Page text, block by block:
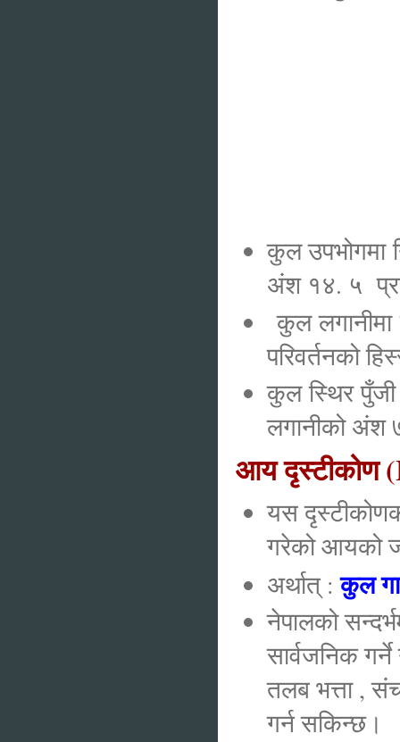
कुल उपभोगमा
अंश १४. ५
कुल
परिवर्तनको
कुल स्थिर
लगानीको
आय दृस्टीकोण
यस
गरेको आयको
अर्थात् :कुल
नेपालको
सार्वजनिक
तलब भत्ता ,
गर्न सकिन्छ।